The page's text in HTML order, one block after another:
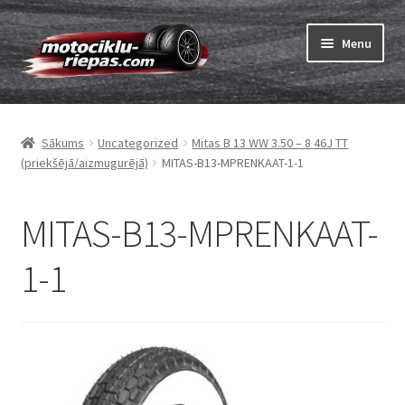
Skip
to
navigation
Skip
to
content
Menu
Riepas
Expand
Kameras
Viss par riepām
Expand
Tests
Sākums Uncategorized
Mitas B 13 WW 3.50 – 8 46J TT
(priekšējā/aizmugurējā)
MITAS-B13-MPRENKAAT-1-1
MITAS-B13-MPRENKAAT-
1-1